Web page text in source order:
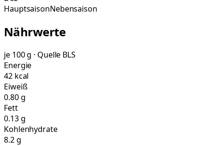
HauptsaisonNebensaison
Nährwerte
je 100 g · Quelle BLS
Energie
42 kcal
Eiweiß
0.80 g
Fett
0.13 g
Kohlenhydrate
8.2 g